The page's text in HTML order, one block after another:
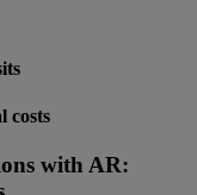
costs
with AR: